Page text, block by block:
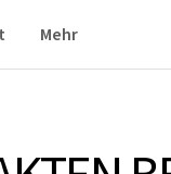
Mehr